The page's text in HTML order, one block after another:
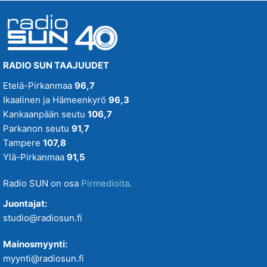
RADIO SUN TAAJUUDET
Etelä-Pirkanmaa 96,7
Ikaalinen ja Hämeenkyrö 96,3
Kankaanpään seutu 106,7
Parkanon seutu 91,7
Tampere 107,8
Ylä-Pirkanmaa 91,5
Radio SUN on osa Pirmedioita.
Juontajat:
studio@radiosun.fi
Mainosmyynti:
myynti@radiosun.fi